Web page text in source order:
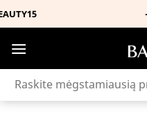
Skip
to
content
-25% BABOR